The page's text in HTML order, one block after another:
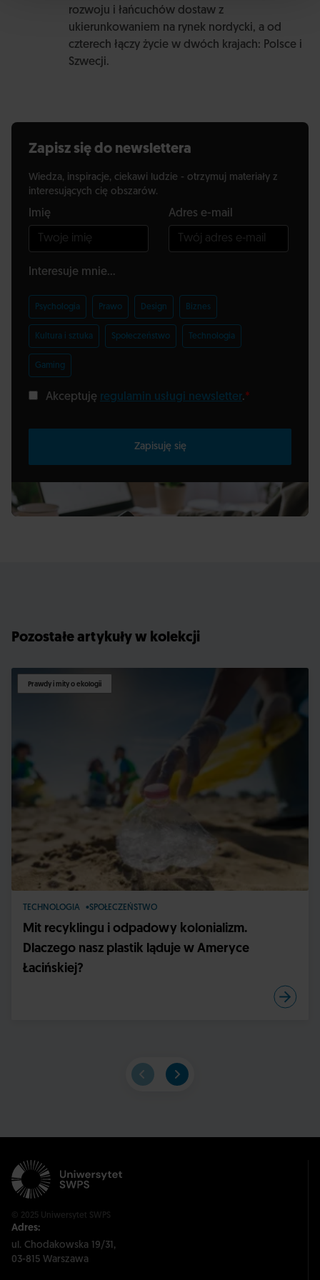
rozwoju i łańcuchów dostaw z
ukierunkowaniem na rynek nordycki, a od
czterech łączy życie w dwóch krajach: Polsce i
Szwecji.
Zapisz się do newslettera
Wiedza, inspiracje, ciekawi ludzie - otrzymuj materiały z
interesujących cię obszarów.
Imię Adres e-mail
Interesuje mnie...
Psychologia Prawo Design Biznes
Kultura i sztuka Społeczeństwo Technologia
Gaming
Akceptuję regulamin usługi newsletter.*
Zapisuję się
Pozostałe artykuły w kolekcji
Prawdy i mity o ekologii
TECHNOLOGIA SPOŁECZEŃSTWO
Mit recyklingu i odpadowy kolonializm.
Dlaczego nasz plastik ląduje w Ameryce
Łacińskiej?
© 2025 Uniwersytet SWPS
Adres:
ul. Chodakowska 19/31,
03-815 Warszawa